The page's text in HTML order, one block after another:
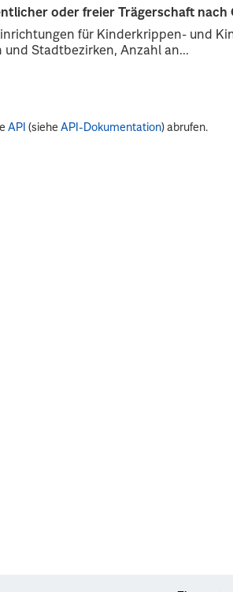
oder freier Trägerschaft nach
für Kinderkrippen- und
Stadtbezirken, Anzahl an...
API (sieheAPI-Dokumentation) abrufen.